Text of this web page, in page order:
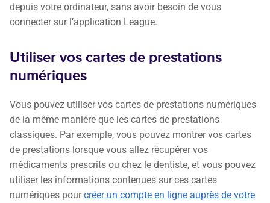
depuis votre ordinateur, sans avoir besoin de vous
connecter sur l’application League.
Utiliser vos cartes de prestations
numériques
Vous pouvez utiliser vos cartes de prestations numériques
de la même manière que les cartes de prestations
classiques. Par exemple, vous pouvez montrer vos cartes
de prestations lorsque vous allez récupérer vos
médicaments prescrits ou chez le dentiste, et vous pouvez
utiliser les informations contenues sur ces cartes
numériques pourcréer un compte en ligne auprès de votre